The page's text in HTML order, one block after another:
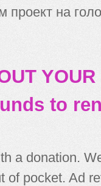
на
to
a donation.
of pocket. Ad